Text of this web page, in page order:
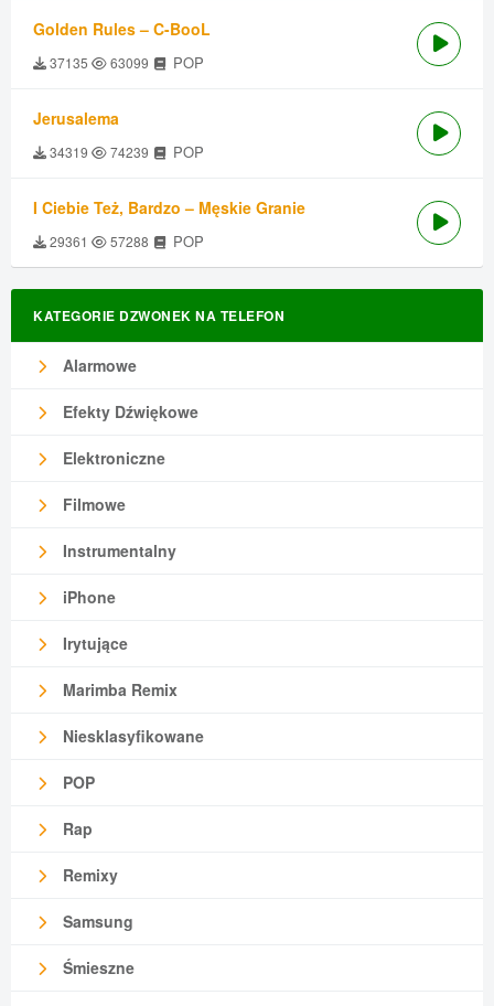
Golden Rules – C-BooL
37135 63099 POP
Jerusalema
34319 74239 POP
I Ciebie Też, Bardzo – Męskie Granie
29361 57288 POP
KATEGORIE DZWONEK NA TELEFON
Alarmowe
Efekty Dźwiękowe
Elektroniczne
Filmowe
Instrumentalny
iPhone
Irytujące
Marimba Remix
Niesklasyfikowane
POP
Rap
Remixy
Samsung
Śmieszne